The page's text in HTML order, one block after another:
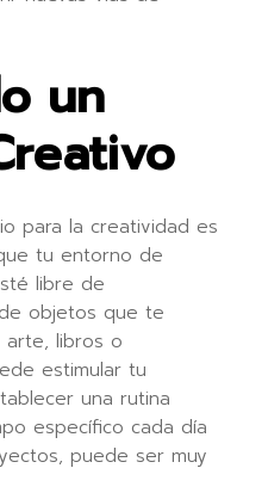
un
para la creatividad es
tu entorno de
libre de
objetos que te
arte, libros o
estimular tu
una rutina
específico cada día
puede ser muy